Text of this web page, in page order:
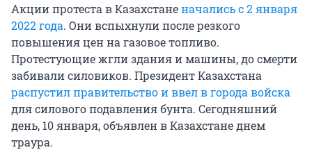
Акции протеста в Казахстаненачались с 2 января
2022 года. Они вспыхнули после резкого
повышения цен на газовое топливо.
Протестующие жгли здания и машины, до смерти
забивали силовиков. Президент Казахстана
распустил правительство и ввел в города войска
для силового подавления бунта. Сегодняшний
день, 10 января, объявлен в Казахстане днем
траура.